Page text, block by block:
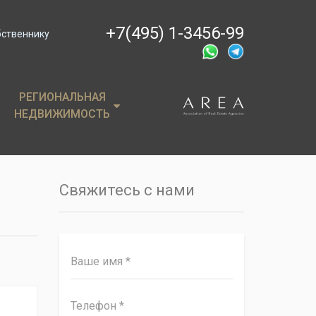
+7(495) 1-3456-99
РЕГИОНАЛЬНАЯ
НЕДВИЖИМОСТЬ
РЕГИОНАЛЬНАЯ
НЕДВИЖИМОСТЬ
Свяжитесь с нами